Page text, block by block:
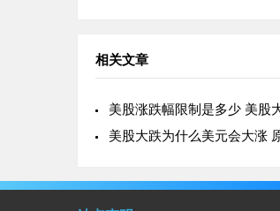
相关文章
美股涨跌幅限制是多少 美股
美股大跌为什么美元会大涨